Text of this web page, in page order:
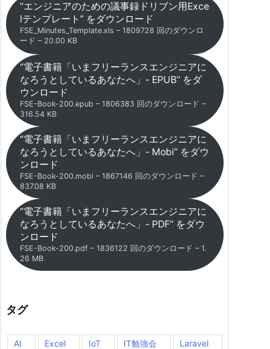
“エンジニアのための議事録ドリブン用Exce
lテンプレート” をダウンロード
FSE_Minutes_Template.xls – 1809728 回のダウンロ
ード – 20.00 KB
“電子書籍「いまフリーランスエンジニアに
なろうとしているあなたへ」- EPUB” をダ
ウンロード
FSE-Book-200.epub – 1806383 回のダウンロード –
316.54 KB
“電子書籍「いまフリーランスエンジニアに
なろうとしているあなたへ」- Mobi” をダウ
ンロード
FSE-Book-200.mobi – 1867146 回のダウンロード –
837.08 KB
“電子書籍「いまフリーランスエンジニアに
なろうとしているあなたへ」- PDF” をダウ
ンロード
FSE-Book-200.pdf – 1836122 回のダウンロード – 1.
26 MB
タグ
AI Excel IoT IT勉強会 Laravel